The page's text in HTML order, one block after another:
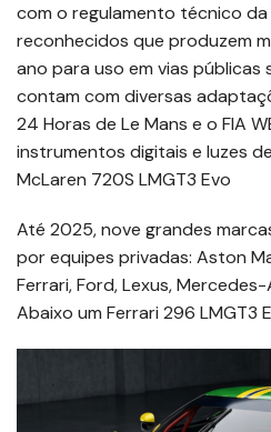
com o regulamento técnico
reconhecidos que produzem
ano para uso em vias públicas
contam com diversas
24 Horas de Le Mans e o FIA
instrumentos digitais e luzes
McLaren 720S LMGT3 Evo
Até 2025, nove grandes
por equipes privadas: Aston
Ferrari, Ford, Lexus,
Abaixo um Ferrari 296 LMGT3